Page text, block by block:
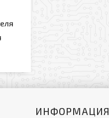
ИНФОРМАЦИЯ